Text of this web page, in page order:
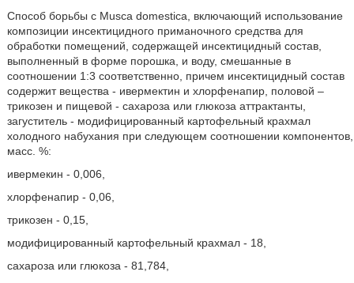
Способ борьбы с Musca domestica, включающий использование
композиции инсектицидного приманочного средства для
обработки помещений, содержащей инсектицидный состав,
выполненный в форме порошка, и воду, смешанные в
соотношении 1:3 соответственно, причем инсектицидный состав
содержит вещества - ивермектин и хлорфенапир, половой –
трикозен и пищевой - сахароза или глюкоза аттрактанты,
загуститель - модифицированный картофельный крахмал
холодного набухания при следующем соотношении компонентов,
масс. %:
ивермекин - 0,006,
хлорфенапир - 0,06,
трикозен - 0,15,
модифицированный картофельный крахмал - 18,
сахароза или глюкоза - 81,784,